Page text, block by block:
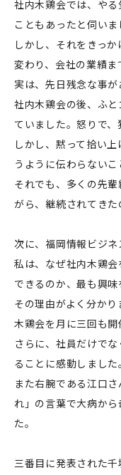
社内木鶏会では、や
こともあったと伺いま
しかし、それをきっ
変わり、会社の業績ま
実は、先日残念な事が
社内木鶏会の後、ふ
ていました。怒りで、
しかし、黙って拾い
うように伝わらないこ
それでも、多くの先
がら、継続されてきた
次に、福岡情報ビジネ
私は、なぜ社内木鶏
できるのか、最も興味
その理由がよく分か
木鶏会を月に三回も開
さらに、社員だけで
ることに感動しました。
また右腕である江口
れ」の言葉で大病か
た。
三番目に発表された